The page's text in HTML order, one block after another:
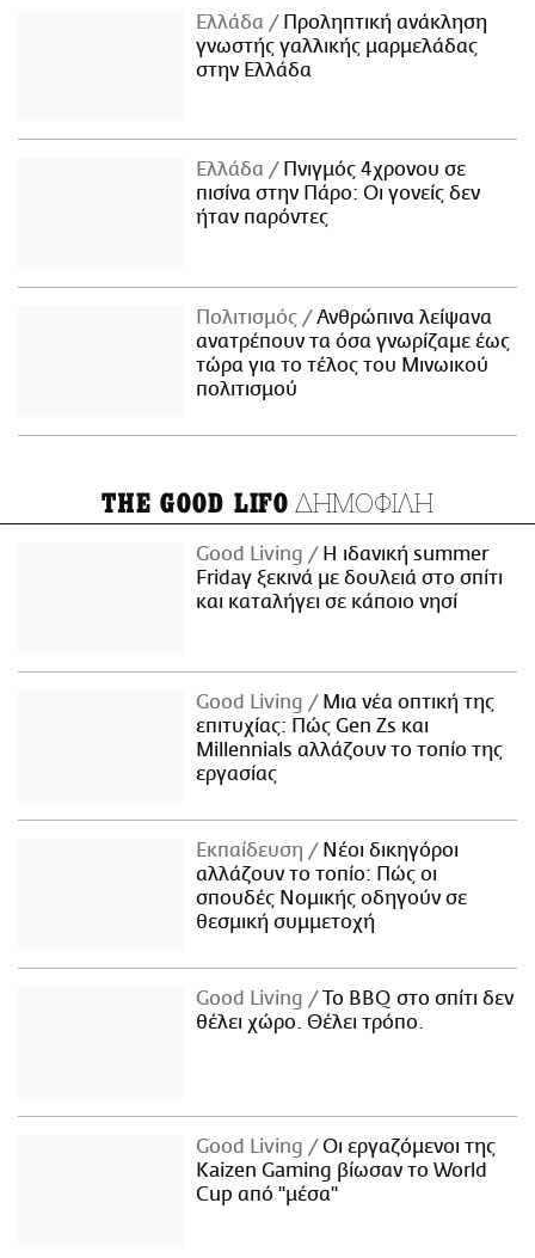
Ελλάδα
Προληπτική ανάκληση
γνωστής γαλλικής μαρμελάδας
στην Ελλάδα
Ελλάδα
Πνιγμός 4χρονου σε
πισίνα στην Πάρο: Οι γονείς δεν
ήταν παρόντες
Πολιτισμός
Ανθρώπινα λείψανα
ανατρέπουν τα όσα γνωρίζαμε έως
τώρα για το τέλος του Μινωικού
πολιτισμού
THE GOOD LIFO ΔΗΜΟΦΙΛΗ
Good Living
Η ιδανική summer
Friday ξεκινά με δουλειά στο σπίτι
και καταλήγει σε κάποιο νησί
Good Living
Μια νέα οπτική της
επιτυχίας: Πώς Gen Zs και
Millennials αλλάζουν το τοπίο της
εργασίας
Εκπαίδευση
Νέοι δικηγόροι
αλλάζουν το τοπίο: Πώς οι
σπουδές Νομικής οδηγούν σε
θεσμική συμμετοχή
Good Living
Το BBQ στο σπίτι δεν
θέλει χώρο. Θέλει τρόπο.
Good Living
Οι εργαζόμενοι της
Kaizen Gaming βίωσαν το World
Cup από "μέσα"